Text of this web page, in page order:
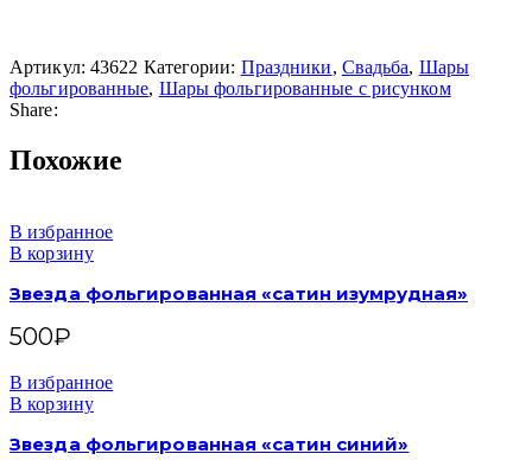
Артикул: 43622 Категории: Праздники, Свадьба, Шары
фольгированные, Шары фольгированные с рисунком
Share:
Похожие
В избранное
В корзину
Звезда фольгированная «сатин изумрудная»
500₽
В избранное
В корзину
Звезда фольгированная «сатин синий»